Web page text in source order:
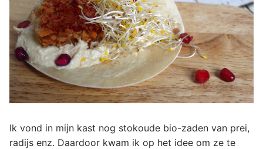
Ik vond in mijn kast nog stokoude bio-zaden van prei,
radijs enz. Daardoor kwam ik op het idee om ze te